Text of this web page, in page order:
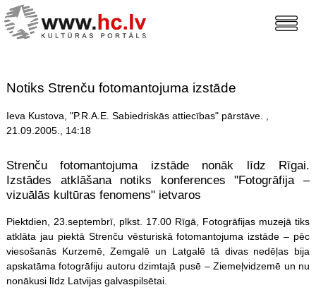
Notiks Strenču fotomantojuma izstāde
Ieva Kustova, "P.R.A.E. Sabiedriskās attiecības" pārstāve. ,
21.09.2005., 14:18
Strenču fotomantojuma izstāde nonāk līdz Rīgai.
Izstādes atklāšana notiks konferences "Fotogrāfija –
vizuālās kultūras fenomens" ietvaros
Piektdien, 23.septembrī, plkst. 17.00 Rīgā, Fotogrāfijas muzejā tiks
atklāta jau piektā Strenču vēsturiskā fotomantojuma izstāde – pēc
viesošanās Kurzemē, Zemgalē un Latgalē tā divas nedēļas bija
apskatāma fotogrāfiju autoru dzimtajā pusē – Ziemeļvidzemē un nu
nonākusi līdz Latvijas galvaspilsētai.